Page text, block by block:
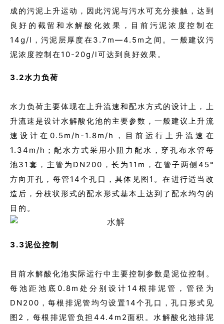
成的污泥上升运动，因此污泥与污水可充分接触，达到
良好的截留和水解酸化效果，目前污泥浓度控制在
14g/l，污泥层厚度在3.7m—4.5m之间。一般建议污
泥浓度控制在10-20g/l可达到良好效果。
3.2水力负荷
水力负荷主要体现在上升流速和配水方式的设计上，上
升流速是设计水解酸化池的主要参数，一般建议上升流
速设计在0.5m/h-1.8m/h，目前运行上升流速在
1.34m/h；配水方式采用小阻力配水，穿孔布水管每
池31套，主管为DN200，长为11m，在管子两侧45°
方向开孔，每管14个孔口，具体见图1。在进行适当改
造后，分枝状形式的配水形式基本上达到了配水均匀的
目的。
3.3泥位控制
目前水解酸化池实际运行中主要控制参数是泥位控制。
每池距池底0.8m处分别设计14根排泥管，管径为
DN200，每根排泥管均匀设置14个孔口，孔口形式见
图2，每根排泥管负担44.4m2面积。水解酸化池排泥